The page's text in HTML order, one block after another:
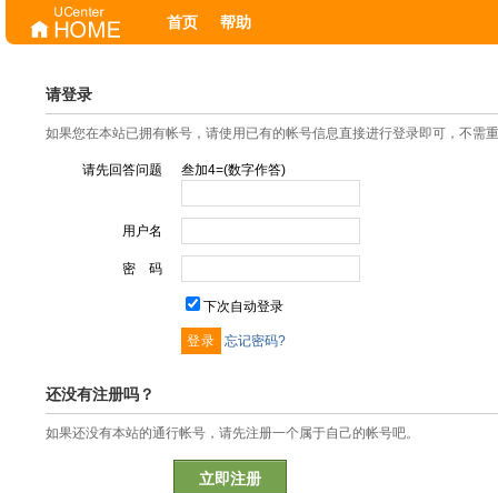
首页 帮助
请登录
如果您在本站已拥有帐号，请使用已有的帐号信息直接进行登录即可，不需
请先回答问题 叁加4=(数字作答)
用户名
密 码
下次自动登录
忘记密码?
还没有注册吗？
如果还没有本站的通行帐号，请先注册一个属于自己的帐号吧。
立即注册